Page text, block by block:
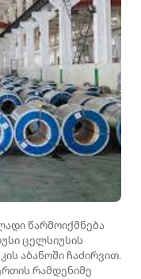
წარმოიქმნება
ცელსიუსის
აბანოში ჩაძირვით.
რამდენიმე